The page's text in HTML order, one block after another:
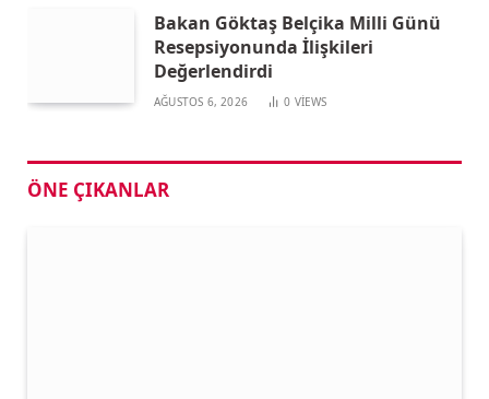
Bakan Göktaş Belçika Milli Günü
Resepsiyonunda İlişkileri
Değerlendirdi
AĞUSTOS 6, 2026 0 VIEWS
ÖNE ÇIKANLAR